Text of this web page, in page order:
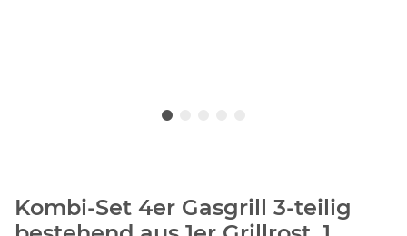
Kombi-Set 4er Gasgrill 3-teilig